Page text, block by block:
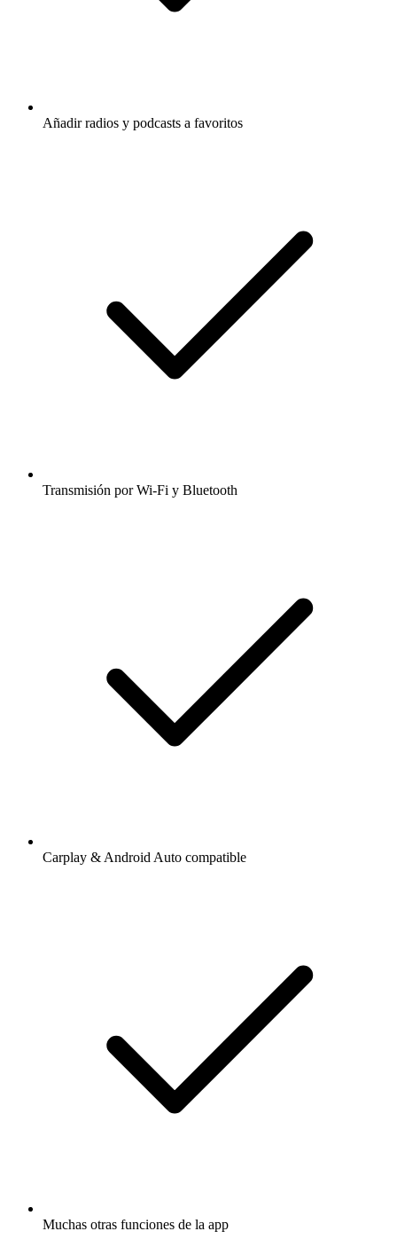
Añadir radios y podcasts a favoritos
Transmisión por Wi-Fi y Bluetooth
Carplay & Android Auto compatible
Muchas otras funciones de la app